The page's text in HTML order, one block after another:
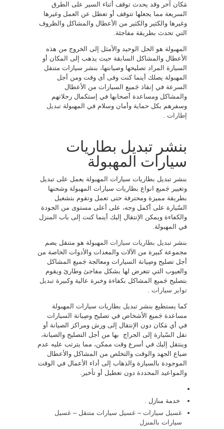
مَكان آخر وقد يحدث توقف أثناء السير على الطرق
السريعة مما يجعلها تتوقف أو تعطل عن العمل وغيرها
وغيرها والكثير والكثير من الأعطال والمشاكل والظروف
التي تحدث بطريقة مفاجئة.
المهبولة هو الحل الوحيد والأمثل إلى الخروج من هذه
الأعطال والمشاكل السابقة حيث يذهب إلى المكان أو
السيارة المراد تصليحها وصيانتها، بنشر سيارات متنقل
المهبولة يصلك أينما كنت وفى أى وقت ومن أجل
السرعة في إنقاذ جَميع السيارات من الأعطال
والمشاكل ومساعدة أصحابها في إستكمال رحلاتهم
وسفرهم بكل حماية وأمان وسلام في المهبولة تبديل
إطارات .
بنشر تبديل بطاريات
سيارات المهبولة
بنشر تبديل بطاريات سيارات المهبولة يعمل على تبديل
وتغيير جَميع انواع بطاريات سيارات المهبولة وشحنها
بطريقة مميزة ومحترفة حتى تعمل وتقوم بتشغيل
السّيارة على أكمل وجه، على أعلى مستوى من الجودة
والكفاءة ويمكن الإنتقال إليك أينما كنت إلى باب المنزل
في المهبولة.
بنشر تبديل بطاريات سيارات المهبولة هو متنقل يضم
مجموعة كبيرة من الآلات والمعدات والأدوات الخاصة من
أجل تصليح وصِيانة السيارات ومعالجة جَميع المشاكل
والعيوب التي تتعرض لها بشكل مفاجئ وطارئ ويقوم
بتصليح جَميع المشاكل بكفاءة وخبرة عالية وكبيرة تبديل
تواير سيارات .
كما يستطيع بنشر تبديل بطاريات سيارات المهبولة
مساعدة جَميع الأشخاص في تصليح وصِيانة السيارات
في أي مَكان دون الإنتقال إلى ورش ومراكز الصيانة أو
نقل السّيارة إلى الجراج بها من أجل التصليح والصيانة،
وينتقل إليك في أسرع وقت ممكن، مما يترتب عليه عدم
ضياع الجهد والوقت والتخلص من المشاكل والأعطال
الموجودة بالسيارة والذهاب إلى أداء الأعمال في الوقت
والمواعيد المحددة دون تعطيل أو تأخير.
خدمة منازل .
غسيل سيارات – غسيل سيارات متنقل – غسيل
سيارات بالمنزل